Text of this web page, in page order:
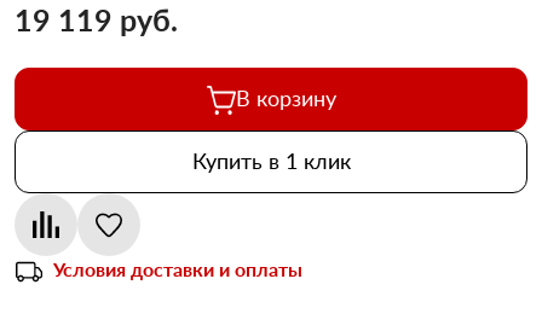
19 119 pуб.
В корзину
Купить в 1 клик
Условия доставки и оплаты